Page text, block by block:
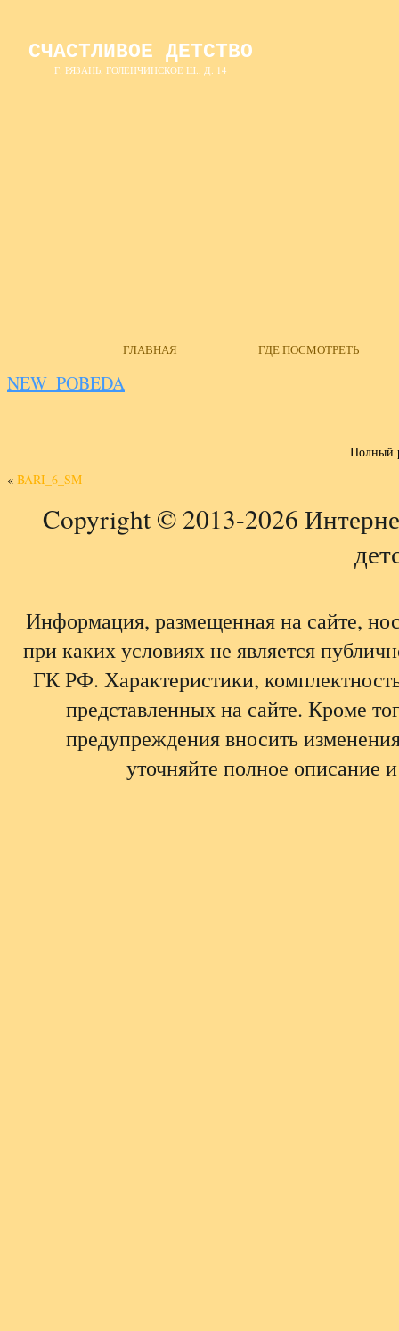
СЧАСТЛИВОЕ ДЕТСТВО
Г. РЯЗАНЬ, ГОЛЕНЧИНСКОЕ Ш., Д. 14
ГЛАВНАЯ ГДЕ ПОСМОТРЕТЬ
NEW_POBEDA
Полный
« BARI_6_SM
Copyright © 2013-2026
Информация, размещенная на сайте,
при каких условиях не является
ГК РФ. Характеристики,
представленных на сайте. Кроме
предупреждения вносить
уточняйте полное описание